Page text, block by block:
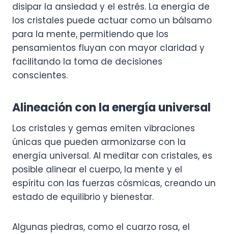
disipar la ansiedad y el estrés. La energía de
los cristales puede actuar como un bálsamo
para la mente, permitiendo que los
pensamientos fluyan con mayor claridad y
facilitando la toma de decisiones
conscientes.
Alineación con la energía universal
Los cristales y gemas emiten vibraciones
únicas que pueden armonizarse con la
energía universal. Al meditar con cristales, es
posible alinear el cuerpo, la mente y el
espíritu con las fuerzas cósmicas, creando un
estado de equilibrio y bienestar.
Algunas piedras, como el cuarzo rosa, el